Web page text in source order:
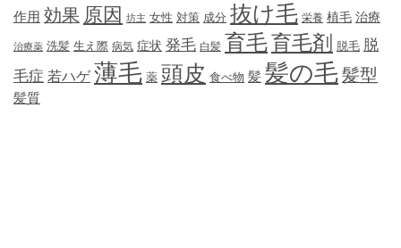
作用 効果 原因 坊主 女性 対策 成分 抜け毛 栄養 植毛 治療
治療薬 洗髪 生え際 病気 症状 発毛 白髪 育毛育毛剤 脱毛 脱
毛症 若ハゲ 薄毛 薬 頭皮 食べ物 髪 髪の毛髪型
髪質